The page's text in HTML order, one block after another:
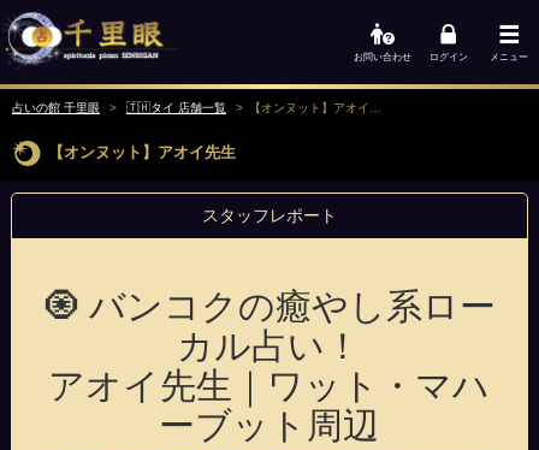
お問い合わせ ログイン メニュー
占いの館 千里眼 🇹🇭タイ 店舗一覧 【オンヌット】アオイ先生
【オンヌット】アオイ先生
スタッフレポート
🧿 バンコクの癒やし系ロー
カル占い！
アオイ先生｜ワット・マハ
ーブット周辺